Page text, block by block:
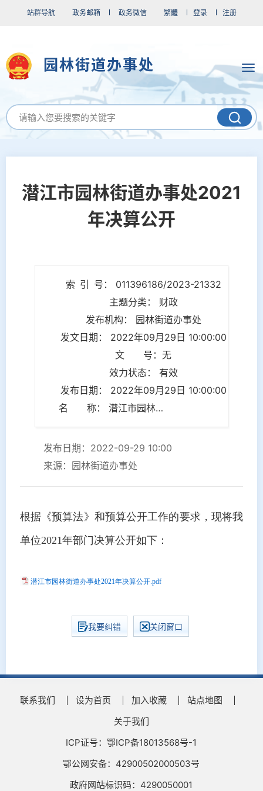
站群导航 政务邮箱 政务微信 繁體 登录 注册
园林街道办事处
潜江市园林街道办事处2021
年决算公开
索 引 号： 011396186/2023-21332
主题分类： 财政
发布机构： 园林街道办事处
发文日期： 2022年09月29日 10:00:00
文 号：无
效力状态： 有效
发布日期： 2022年09月29日 10:00:00
名 称： 潜江市园林街道办事处2021年决算公开
发布日期：2022-09-29 10:00
来源：园林街道办事处
根据《预算法》和预算公开工作的要求， 现将我
单位2021年部门决算公开如下：
潜江市园林街道办事处2021年决算公开.pdf
我要纠错 关闭窗口
联系我们 设为首页 加入收藏
站点地图
关于我们
ICP证号：鄂ICP备18013568号-1
鄂公网安备：42900502000503号
政府网站标识码：4290050001